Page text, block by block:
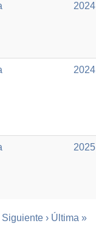
2024
2024
2025
Siguiente › Última »